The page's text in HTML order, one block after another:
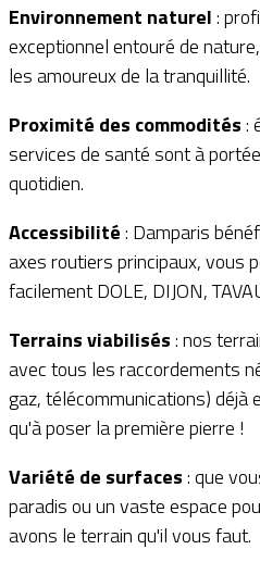
Environnement naturel:
exceptionnel entouré de
les amoureux de la tranquillité.
Proximité des commodités:
services de santé sont à
quotidien.
Accessibilité: Damparis
axes routiers principaux, vous
facilement DOLE, DIJON,
Terrains viabilisés: nos
avec tous les raccordements
gaz, télécommunications) déjà
qu'à poser la première pierre !
Variété de surfaces: que
paradis ou un vaste espace
avons le terrain qu'il vous faut.